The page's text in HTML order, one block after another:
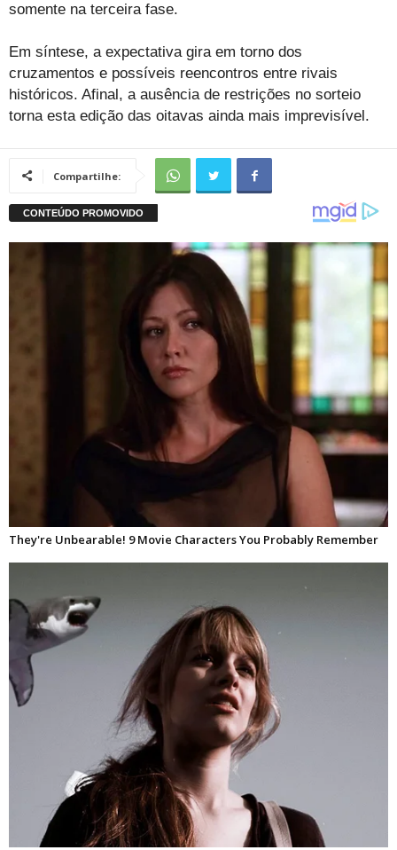
somente na terceira fase.
Em síntese, a expectativa gira em torno dos
cruzamentos e possíveis reencontros entre rivais
históricos. Afinal, a ausência de restrições no sorteio
torna esta edição das oitavas ainda mais imprevisível.
Compartilhe: